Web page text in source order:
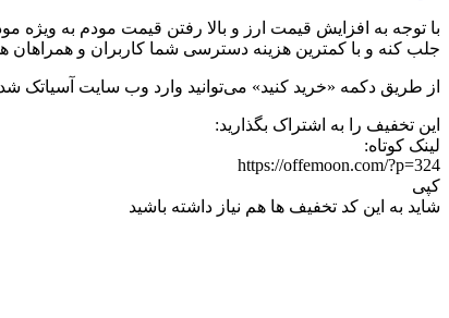
با توجه به افزایش قیمت ارز و بالا رفتن قیمت مودم به ویژه
جلب کنه و با کمترین هزینه دسترسی شما کاربران و همراهان
از طریق دکمه «خرید کنید» می‌توانید وارد وب سایت آسیاتک
این تخفیف را به اشتراک بگذارید:
لینک کوتاه:
https://offemoon.com/?p=324
کپی
شاید به این کد تخفیف ها هم نیاز داشته باشید